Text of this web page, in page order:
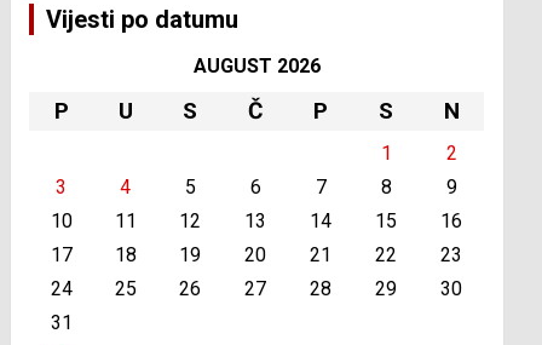
Vijesti po datumu
AUGUST 2026
P U S Č P S N
1
2
3
4 5 6 7 8
9
10
11 12 13 14 15
16
17
18 19 20 21 22
23
24
25 26 27 28 29
30
31